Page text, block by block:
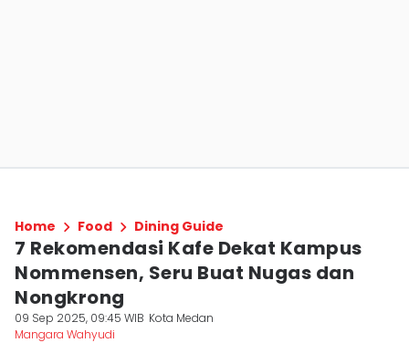
Home Food Dining Guide
7 Rekomendasi Kafe Dekat Kampus
Nommensen, Seru Buat Nugas dan
Nongkrong
09 Sep 2025, 09:45 WIB Kota Medan
Mangara Wahyudi